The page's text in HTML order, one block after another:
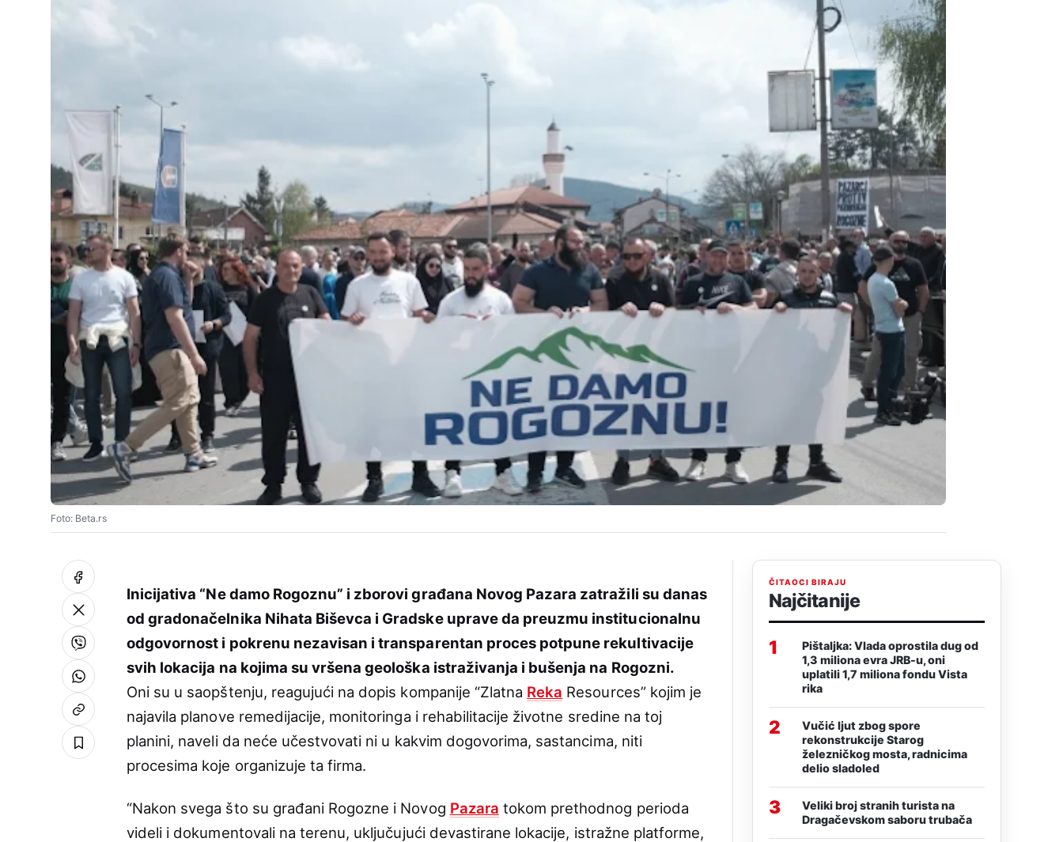
Foto: Beta.rs
Inicijativa “Ne damo Rogoznu” i zborovi građana Novog Pazara zatražili su danas
od gradonačelnika Nihata Biševca i Gradske uprave da preuzmu institucionalnu
odgovornost i pokrenu nezavisan i transparentan proces potpune rekultivacije
svih lokacija na kojima su vršena geološka istraživanja i bušenja na Rogozni.
Oni su u saopštenju, reagujući na dopis kompanije “Zlatna Reka Resources” kojim je
najavila planove remedijacije, monitoringa i rehabilitacije životne sredine na toj
planini, naveli da neće učestvovati ni u kakvim dogovorima, sastancima, niti
procesima koje organizuje ta firma.
“Nakon svega što su građani Rogozne i Novog Pazara tokom prethodnog perioda
videli i dokumentovali na terenu, uključujući devastirane lokacije, istražne platforme,
ČITAOCI BIRAJU
Najčitanije
1
Pištaljka: Vlada oprostila dug od
1,3 miliona evra JRB-u, oni
uplatili 1,7 miliona fondu Vista
rika
2
Vučić ljut zbog spore
rekonstrukcije Starog
železničkog mosta, radnicima
delio sladoled
3
Veliki broj stranih turista na
Dragačevskom saboru trubača